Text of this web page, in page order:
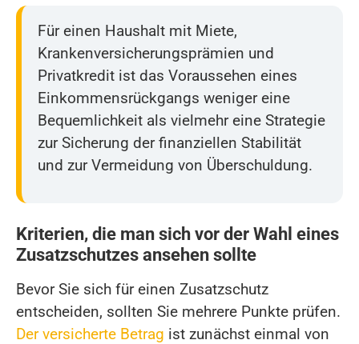
Für einen Haushalt mit Miete,
Krankenversicherungsprämien und
Privatkredit ist das Voraussehen eines
Einkommensrückgangs weniger eine
Bequemlichkeit als vielmehr eine Strategie
zur Sicherung der finanziellen Stabilität
und zur Vermeidung von Überschuldung.
Kriterien, die man sich vor der Wahl eines
Zusatzschutzes ansehen sollte
Bevor Sie sich für einen Zusatzschutz
entscheiden, sollten Sie mehrere Punkte prüfen.
Der versicherte Betrag ist zunächst einmal von